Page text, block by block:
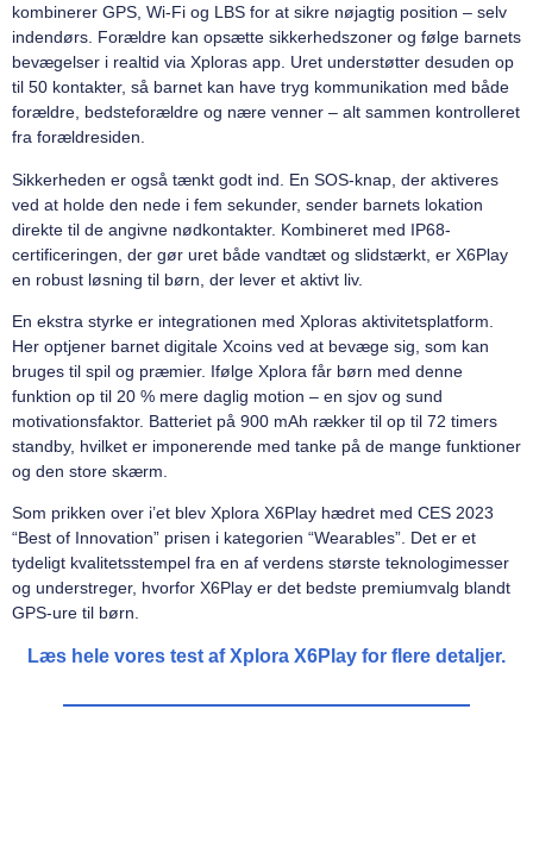
kombinerer GPS, Wi-Fi og LBS for at sikre nøjagtig position – selv
indendørs. Forældre kan opsætte sikkerhedszoner og følge barnets
bevægelser i realtid via Xploras app. Uret understøtter desuden op
til 50 kontakter, så barnet kan have tryg kommunikation med både
forældre, bedsteforældre og nære venner – alt sammen kontrolleret
fra forældresiden.
Sikkerheden er også tænkt godt ind. En SOS-knap, der aktiveres
ved at holde den nede i fem sekunder, sender barnets lokation
direkte til de angivne nødkontakter. Kombineret med IP68-
certificeringen, der gør uret både vandtæt og slidstærkt, er X6Play
en robust løsning til børn, der lever et aktivt liv.
En ekstra styrke er integrationen med Xploras aktivitetsplatform.
Her optjener barnet digitale Xcoins ved at bevæge sig, som kan
bruges til spil og præmier. Ifølge Xplora får børn med denne
funktion op til 20 % mere daglig motion – en sjov og sund
motivationsfaktor. Batteriet på 900 mAh rækker til op til 72 timers
standby, hvilket er imponerende med tanke på de mange funktioner
og den store skærm.
Som prikken over i’et blev Xplora X6Play hædret med CES 2023
“Best of Innovation” prisen i kategorien “Wearables”. Det er et
tydeligt kvalitetsstempel fra en af verdens største teknologimesser
og understreger, hvorfor X6Play er det bedste premiumvalg blandt
GPS-ure til børn.
Læs hele vores test af Xplora X6Play for flere detaljer.